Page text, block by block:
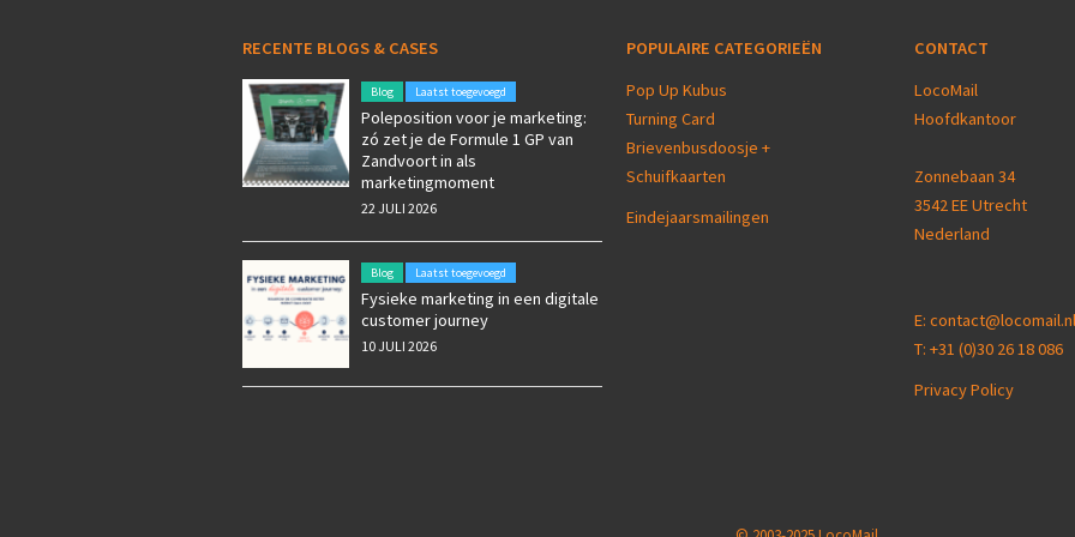
RECENTE BLOGS & CASES
Blog Laatst toegevoegd
Poleposition voor je marketing:
zó zet je de Formule 1 GP van
Zandvoort in als
marketingmoment
22 JULI 2026
Blog Laatst toegevoegd
Fysieke marketing in een digitale
customer journey
10 JULI 2026
POPULAIRE CATEGORIEËN
Pop Up Kubus
Turning Card
Brievenbusdoosje +
Schuifkaarten
Eindejaarsmailingen
CONTACT
LocoMail
Hoofdkantoor
Zonnebaan 34
3542 EE Utrecht
Nederland
E: contact@locomail.nl
T: +31 (0)30 26 18 086
Privacy Policy